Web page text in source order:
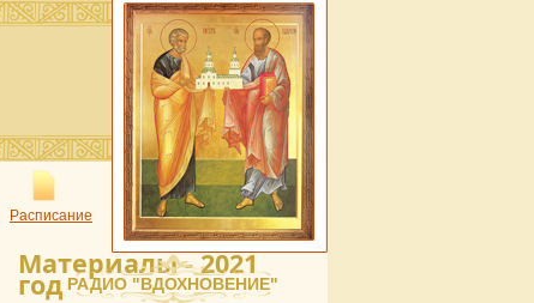
Расписание
Материалы - 2021
год РАДИО "ВДОХНОВЕНИЕ"